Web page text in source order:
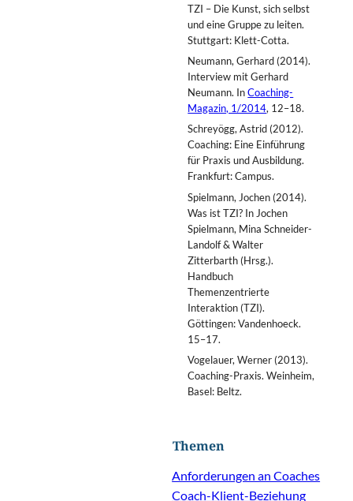
TZI – Die Kunst, sich selbst
und eine Gruppe zu leiten.
Stuttgart: Klett-Cotta.
Neumann, Gerhard (2014).
Interview mit Gerhard
Neumann. InCoaching-
Magazin, 1/2014, 12–18.
Schreyögg, Astrid (2012).
Coaching: Eine Einführung
für Praxis und Ausbildung.
Frankfurt: Campus.
Spielmann, Jochen (2014).
Was ist TZI? In Jochen
Spielmann, Mina Schneider-
Landolf & Walter
Zitterbarth (Hrsg.).
Handbuch
Themenzentrierte
Interaktion (TZI).
Göttingen: Vandenhoeck.
15–17.
Vogelauer, Werner (2013).
Coaching-Praxis. Weinheim,
Basel: Beltz.
Themen
Anforderungen an Coaches
Coach-Klient-Beziehung